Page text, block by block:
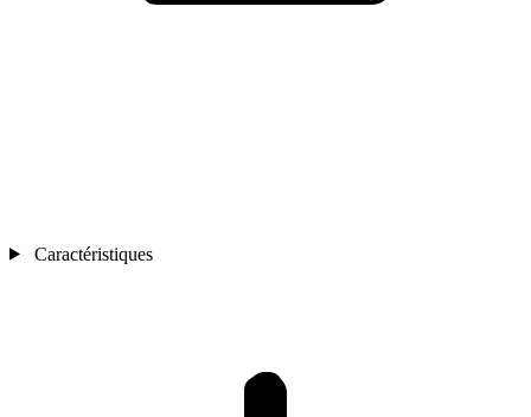
Caractéristiques